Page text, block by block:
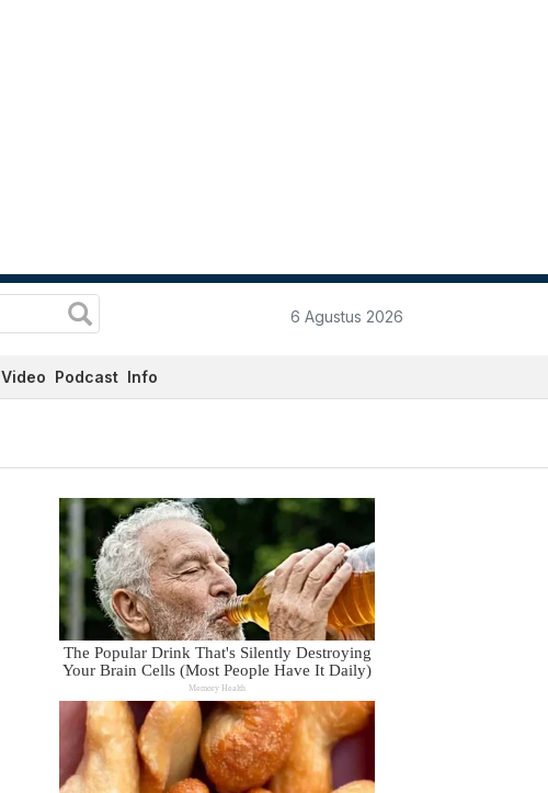
6 Agustus 2026
Video Podcast Info